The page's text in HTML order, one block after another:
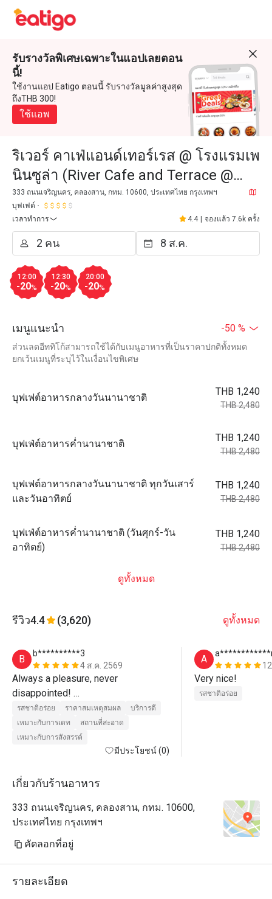
รับรางวัลพิเศษเฉพาะในแอปเลยตอน
นี้!
ใช้งานแอป Eatigo ตอนนี้ รับรางวัลมูลค่าสูงสุด
ถึงTHB 300!
ใช้แอพ
ริเวอร์ คาเฟ่แอนด์เทอร์เรส @ โรงแรมเพ
นินซูล่า (River Cafe and Terrace @
The Peninsula Bangkok)
333 ถนนเจริญนคร, คลองสาน, กทม. 10600, ประเทศไทย กรุงเทพฯ
บุฟเฟต์
เวลาทำการ
4.4 จองแล้ว 7.6k ครั้ง
12:00
-20%
12:30
-20%
20:00
-20%
เมนูแนะนำ -50 %
ส่วนลดอีททิโก้สามารถใช้ได้กับเมนูอาหารที่เป็นราคาปกติทั้งหมด
ยกเว้นเมนูที่ระบุไว้ในเงื่อนไขพิเศษ
บุฟเฟต์อาหารกลางวันนานาชาติ
THB 1,240
THB 2,480
บุฟเฟ่ต์อาหารค่ำนานาชาติ
THB 1,240
THB 2,480
บุฟเฟต์อาหารกลางวันนานาชาติ ทุกวันเสาร์
และวันอาทิตย์
THB 1,240
THB 2,480
บุฟเฟ่ต์อาหารค่ำนานาชาติ (วันศุกร์-วัน
อาทิตย์)
THB 1,240
THB 2,480
ดูทั้งหมด
รีวิว4.4 (3,620) ดูทั้งหมด
B
b**********3
4 ส.ค. 2569
Always a pleasure, never
disappointed!
The by far best buffet in Bangkok
รสชาติอร่อย ราคาสมเหตุสมผล
บริการดี
เหมาะกับการเดท
สถานที่สะอาด
เหมาะกับการสังสรรค์
มีประโยชน์ (0)
A
Very nice!
รสชาติอร่อย
เกี่ยวกับร้านอาหาร
333 ถนนเจริญนคร, คลองสาน, กทม. 10600,
ประเทศไทย กรุงเทพฯ
คัดลอกที่อยู่
รายละเอียด